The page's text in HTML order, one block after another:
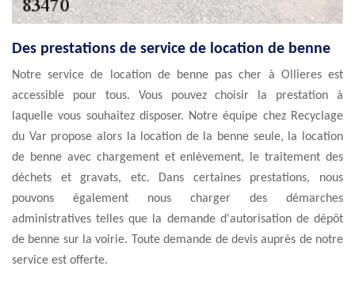
Des prestations de service de location de benne
Notre service de location de benne pas cher à Ollieres est
accessible pour tous. Vous pouvez choisir la prestation à
laquelle vous souhaitez disposer. Notre équipe chez Recyclage
du Var propose alors la location de la benne seule, la location
de benne avec chargement et enlèvement, le traitement des
déchets et gravats, etc. Dans certaines prestations, nous
pouvons également nous charger des démarches
administratives telles que la demande d'autorisation de dépôt
de benne sur la voirie. Toute demande de devis auprès de notre
service est offerte.